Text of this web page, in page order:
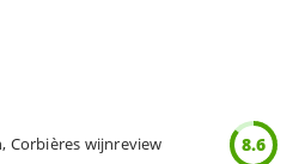
Corbières wijnreview 8.6